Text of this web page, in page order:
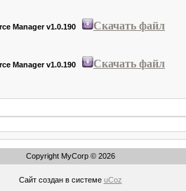
Manager v1.0.190 Скачать файл
Manager v1.0.190 Скачать файл
Copyright MyCorp © 2026
Сайт создан в системе uCoz